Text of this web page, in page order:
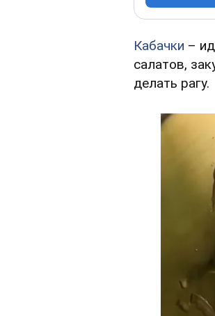
Кабачки –
салатов,
делать рагу.